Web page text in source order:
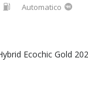
Automatico